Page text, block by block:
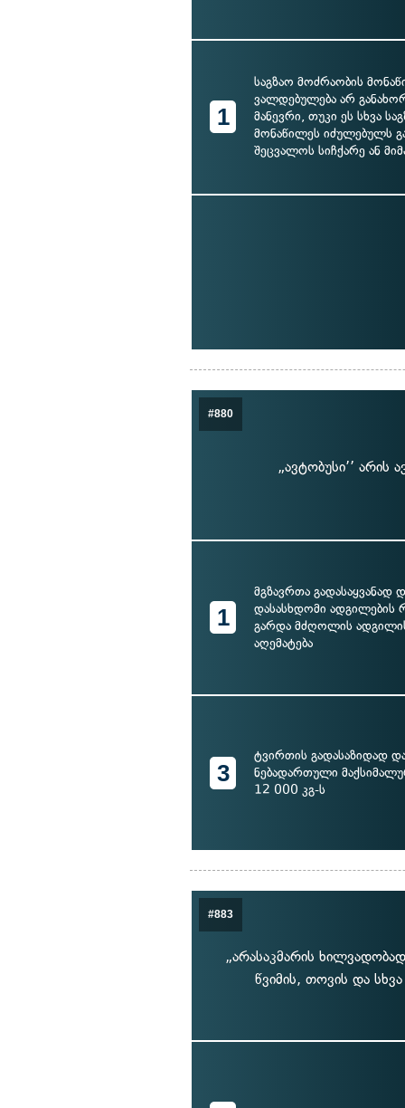
1
საგზაო მოძრაობის
ვალდებულება არ
მანევრი, თუკი ეს სხვა
მონაწილეს იძულებულს
შეცვალოს სიჩქარე ან
#880
„ავტობუსი’’
1
მგზავრთა
დასასხდომი ადგილების
გარდა მძღოლის
აღემატება
3
ტვირთის გადასაზიდად
ნებადართული
12 000 კგ-ს
#883
„არასაკმარის
წვიმის, თოვის და